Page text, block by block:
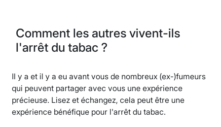
Comment les autres vivent-ils
l'arrêt du tabac ?
Il y a et il y a eu avant vous de nombreux (ex-)fumeurs
qui peuvent partager avec vous une expérience
précieuse. Lisez et échangez, cela peut être une
expérience bénéfique pour l'arrêt du tabac.